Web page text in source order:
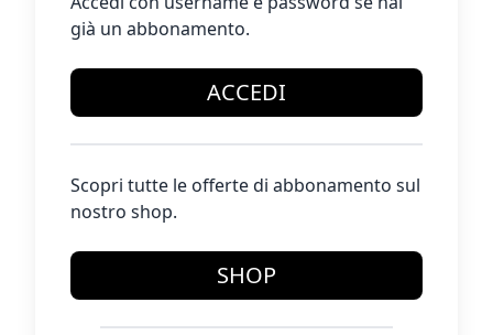
già un abbonamento.
ACCEDI
Scopri tutte le offerte di abbonamento sul
nostro shop.
SHOP